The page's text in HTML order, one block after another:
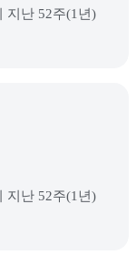
지난 52주(1년)
지난 52주(1년)